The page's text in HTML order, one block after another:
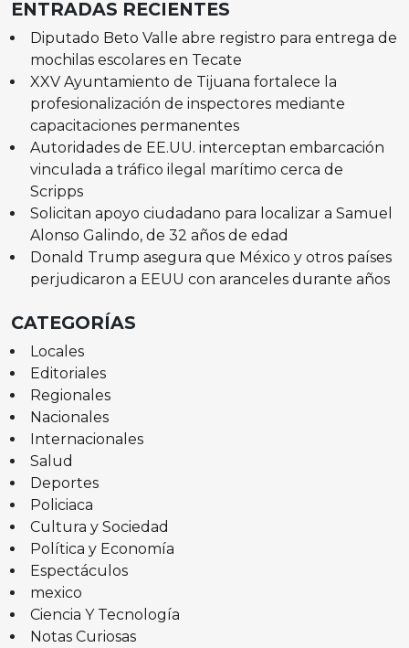
ENTRADAS RECIENTES
Diputado Beto Valle abre registro para entrega de
mochilas escolares en Tecate
XXV Ayuntamiento de Tijuana fortalece la
profesionalización de inspectores mediante
capacitaciones permanentes
Autoridades de EE.UU. interceptan embarcación
vinculada a tráfico ilegal marítimo cerca de
Scripps
Solicitan apoyo ciudadano para localizar a Samuel
Alonso Galindo, de 32 años de edad
Donald Trump asegura que México y otros países
perjudicaron a EEUU con aranceles durante años
CATEGORÍAS
Locales
Editoriales
Regionales
Nacionales
Internacionales
Salud
Deportes
Policiaca
Cultura y Sociedad
Política y Economía
Espectáculos
mexico
Ciencia Y Tecnología
Notas Curiosas